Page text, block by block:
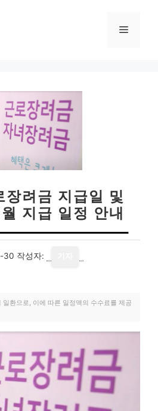
메
장려금 지급일 및
지급 일정 안내
30 작성자:
환으로, 이에 따른 일정액의 수수료를 제공